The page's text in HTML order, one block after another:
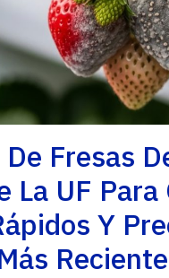
Fresas
La UF
Y
Reciente